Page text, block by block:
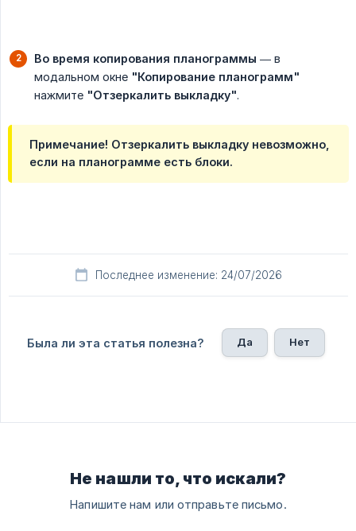
Во время копирования планограммы — в
модальном окне "Копирование планограмм"
нажмите "Отзеркалить выкладку".
Примечание! Отзеркалить выкладку невозможно,
если на планограмме есть блоки.
Последнее изменение: 24/07/2026
Была ли эта статья полезна? Да Нет
Не нашли то, что искали?
Напишите нам или отправьте письмо.